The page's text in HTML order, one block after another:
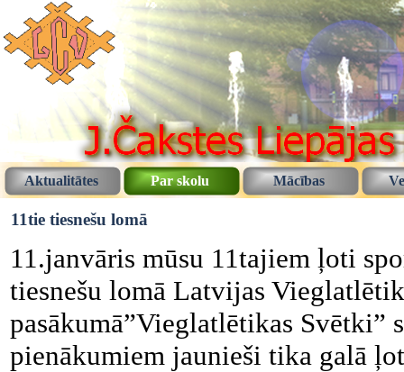
Aktualitātes Par skolu Mācības
11tie tiesnešu lomā
11.janvāris mūsu 11tajiem ļoti
tiesnešu lomā Latvijas
pasākumā”Vieglatlētikas Svētki”
pienākumiem jaunieši tika galā